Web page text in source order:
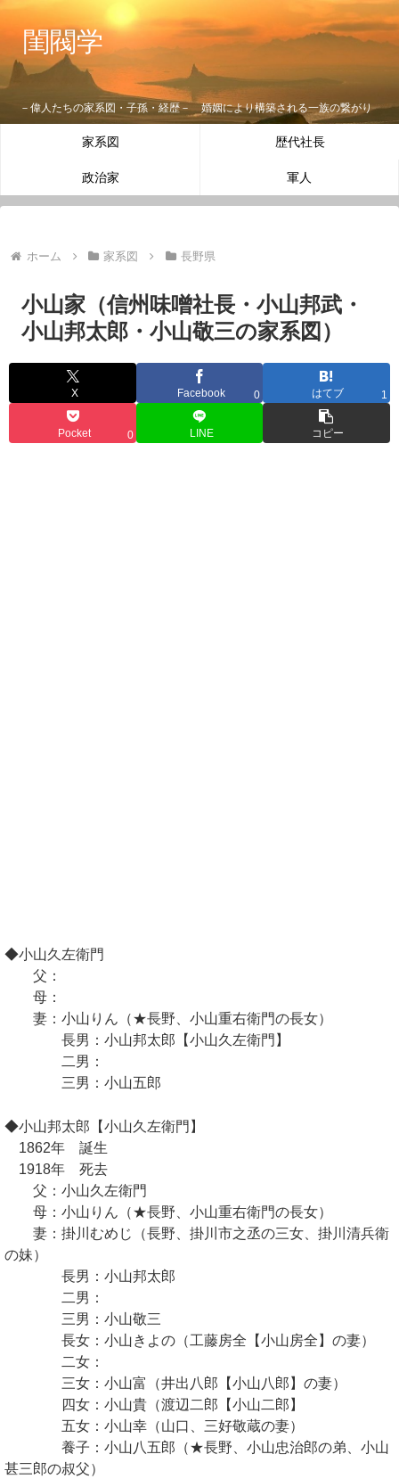
閨閥学
－偉人たちの家系図・子孫・経歴－ 婚姻により構築される一族の繋がり
家系図 歴代社長
政治家 軍人
ホーム 家系図 長野県
小山家（信州味噌社長・小山邦武・
小山邦太郎・小山敬三の家系図）
X Facebook 0 はてブ 1
Pocket 0 LINE コピー
◆小山久左衛門
父：
母：
妻：小山りん（★長野、小山重右衛門の長女）
長男：小山邦太郎【小山久左衛門】
二男：
三男：小山五郎
◆小山邦太郎【小山久左衛門】
1862年 誕生
1918年 死去
父：小山久左衛門
母：小山りん（★長野、小山重右衛門の長女）
妻：掛川むめじ（長野、掛川市之丞の三女、掛川清兵衛
の妹）
長男：小山邦太郎
二男：
三男：小山敬三
長女：小山きよの（工藤房全【小山房全】の妻）
二女：
三女：小山富（井出八郎【小山八郎】の妻）
四女：小山貴（渡辺二郎【小山二郎】
五女：小山幸（山口、三好敬蔵の妻）
養子：小山八五郎（★長野、小山忠治郎の弟、小山
甚三郎の叔父）